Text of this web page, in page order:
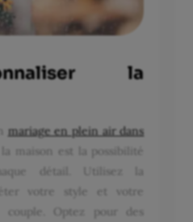
la
mariage en plein air dans
la maison est la possibilité
détail. Utilisez la
votre style et votre
Optez pour des